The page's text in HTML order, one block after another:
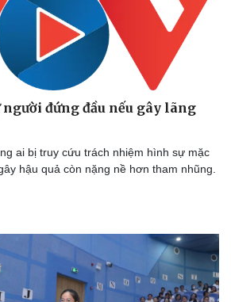
Công nghệ
Sành điệu
đứng đầu nếu gây lãng
ai bị truy cứu trách nhiệm hình sự mặc
hậu quả còn nặng nề hơn tham nhũng.